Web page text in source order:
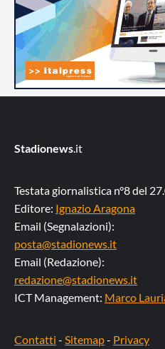
Stadionews.it
Testata giornalistica n°8 del
Editore: Ignazio Aragona
Email (Segnalazioni):
posta@stadionews.it
Email (Redazione):
redazione@stadionews.it
ICT Management: Marco
Contatti - Sitemap- Privacy